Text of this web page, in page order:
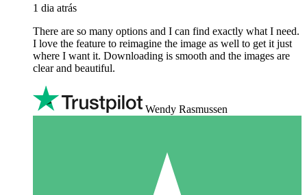
1 dia atrás
There are so many options and I can find exactly what I need.
I love the feature to reimagine the image as well to get it just
where I want it. Downloading is smooth and the images are
clear and beautiful.
Wendy Rasmussen